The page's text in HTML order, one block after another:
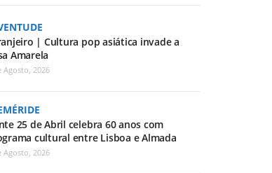
| Cultura pop asiática invade a
Amarela
Agosto, 2026
25 de Abril celebra 60 anos com
cultural entre Lisboa e Almada
Agosto, 2026